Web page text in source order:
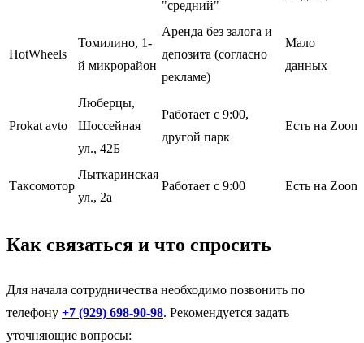
"средний"
HotWheels
Томилино, 1-
й микрорайон
Аренда без залога и
депозита (согласно
рекламе)
Мало
данных
Prokat avto
Люберцы,
Шоссейная
ул., 42Б
Работает с 9:00,
другой парк
Есть на Zoon
Таксомотор
Лыткаринская
ул., 2а
Работает с 9:00 Есть на Zoon
Как связаться и что спросить
Для начала сотрудничества необходимо позвонить по
телефону +7 (929) 698-90-98. Рекомендуется задать
уточняющие вопросы: